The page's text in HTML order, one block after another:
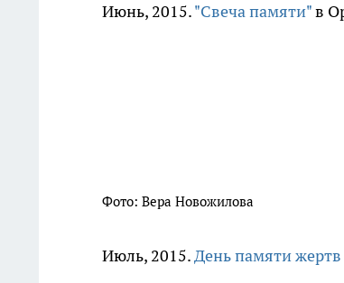
Июнь, 2015."Свеча памяти"в
Фото: Вера Новожилова
Июль, 2015.День памяти